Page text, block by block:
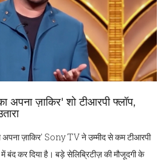
ज़ाकिर' शो टीआरपी फ्लॉप,
अपना ज़ाकिर' Sony TV ने उम्मीद से कम टीआरपी
कर दिया है। बड़े सेलिब्रिटीज़ की मौजूदगी के